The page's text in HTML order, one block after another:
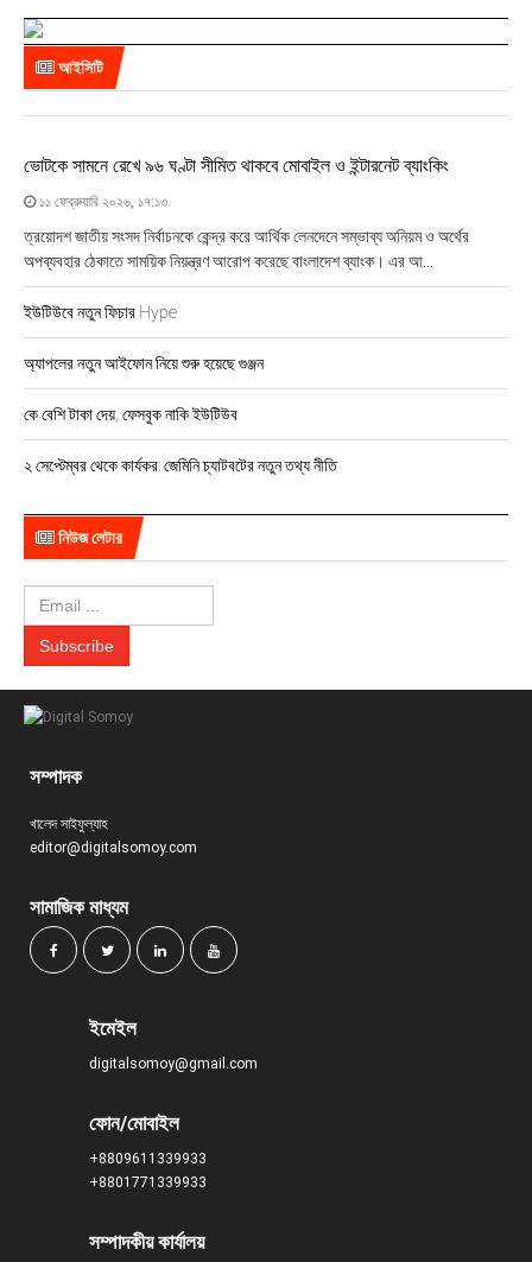
আইসিটি
ভোটকে সামনে রেখে ৯৬ ঘণ্টা সীমিত থাকবে মোবাইল ও ইন্টারনেট ব্যাংকিং
১১ ফেব্রুয়ারি ২০২৬, ১৭:১৩
ত্রয়োদশ জাতীয় সংসদ নির্বাচনকে কেন্দ্র করে আর্থিক লেনদেনে সম্ভাব্য অনিয়ম ও অর্থের
অপব্যবহার ঠেকাতে সাময়িক নিয়ন্ত্রণ আরোপ করেছে বাংলাদেশ ব্যাংক। এর আ...
ইউটিউবে নতুন ফিচার Hype
অ্যাপলের নতুন আইফোন নিয়ে শুরু হয়েছে গুঞ্জন
কে বেশি টাকা দেয়, ফেসবুক নাকি ইউটিউব
২ সেপ্টেম্বর থেকে কার্যকর: জেমিনি চ্যাটবটের নতুন তথ্য নীতি
নিউজ লেটার
সম্পাদক
খালেদ সাইফুল্যাহ
editor@digitalsomoy.com
সামাজিক মাধ্যম
ইমেইল
digitalsomoy@gmail.com
ফোন/মোবাইল
+8809611339933
+8801771339933
সম্পাদকীয় কার্যালয়